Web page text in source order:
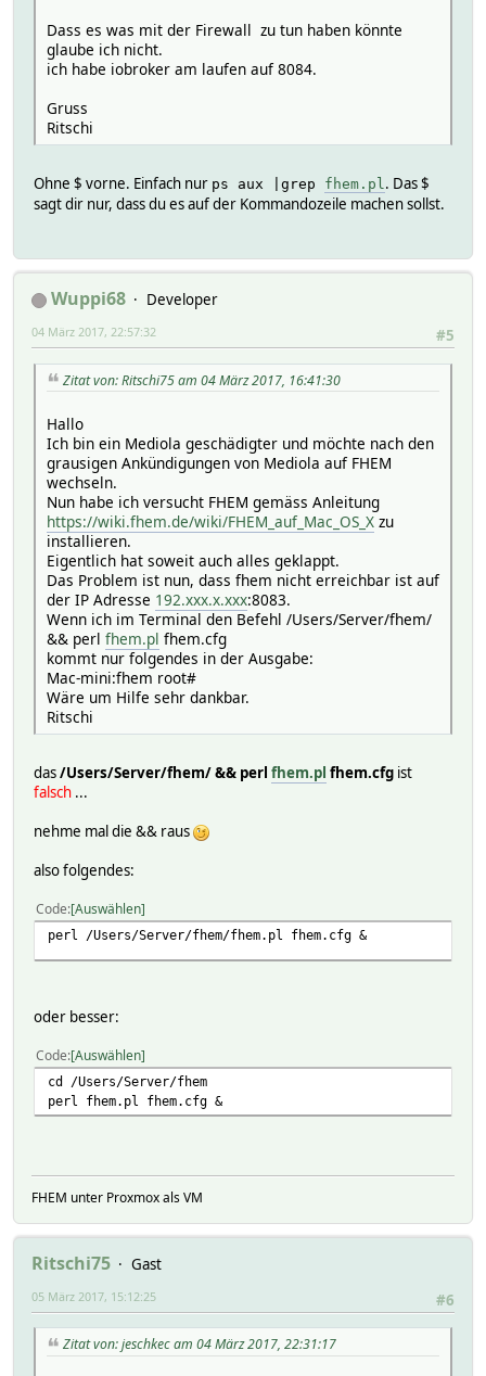
Dass es was mit der Firewall zu tun haben könnte
glaube ich nicht.
ich habe iobroker am laufen auf 8084.
Gruss
Ritschi
Ohne $ vorne. Einfach nur ps aux |grep fhem.pl . Das $
sagt dir nur, dass du es auf der Kommandozeile machen sollst.
Wuppi68
Developer
#5
04 März 2017, 22:57:32
Zitat von: Ritschi75 am 04 März 2017, 16:41:30
Hallo
Ich bin ein Mediola geschädigter und möchte nach den
grausigen Ankündigungen von Mediola auf FHEM
wechseln.
Nun habe ich versucht FHEM gemäss Anleitung
https://wiki.fhem.de/wiki/FHEM_auf_Mac_OS_X zu
installieren.
Eigentlich hat soweit auch alles geklappt.
Das Problem ist nun, dass fhem nicht erreichbar ist auf
der IP Adresse 192.xxx.x.xxx:8083.
Wenn ich im Terminal den Befehl /Users/Server/fhem/
&& perl fhem.pl fhem.cfg
kommt nur folgendes in der Ausgabe:
Mac-mini:fhem root#
Wäre um Hilfe sehr dankbar.
Ritschi
das/Users/Server/fhem/ && perl fhem.pl fhem.cfg ist
falsch ...
nehme mal die && raus
also folgendes:
Code Auswählen
perl /Users/Server/fhem/fhem.pl fhem.cfg &
oder besser:
Code Auswählen
cd /Users/Server/fhem
perl fhem.pl fhem.cfg &
FHEM unter Proxmox als VM
Ritschi75
Gast
#6
05 März 2017, 15:12:25
Zitat von: jeschkec am 04 März 2017, 22:31:17